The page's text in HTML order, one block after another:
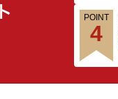
POINT
4